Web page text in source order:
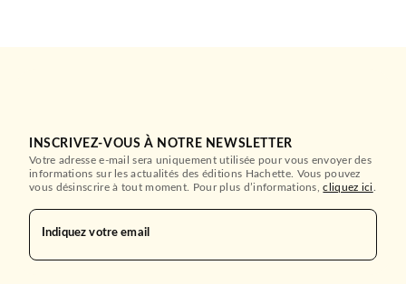
INSCRIVEZ-VOUS À NOTRE NEWSLETTER
Votre adresse e-mail sera uniquement utilisée pour vous envoyer des
informations sur les actualités des éditions Hachette. Vous pouvez
vous désinscrire à tout moment. Pour plus d’informations,cliquez ici
Indiquez votre email